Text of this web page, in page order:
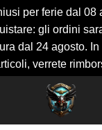
per ferie dal 08
gli ordini
dal 24 agosto.
verrete